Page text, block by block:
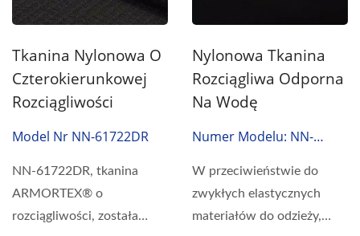
Tkanina Nylonowa O
Czterokierunkowej
Rozciągliwości
Model Nr NN-61722DR
NN-61722DR, tkanina
ARMORTEX® o
rozciągliwości, została
Nylonowa Tkanina
Rozciągliwa Odporna
Na Wodę
Numer Modelu: NN-
W przeciwieństwie do
zwykłych elastycznych
materiałów do odzieży,